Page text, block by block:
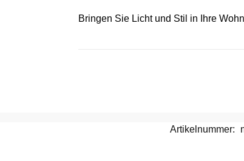
Bringen Sie Licht und Stil in Ihre
Artikelnummer: